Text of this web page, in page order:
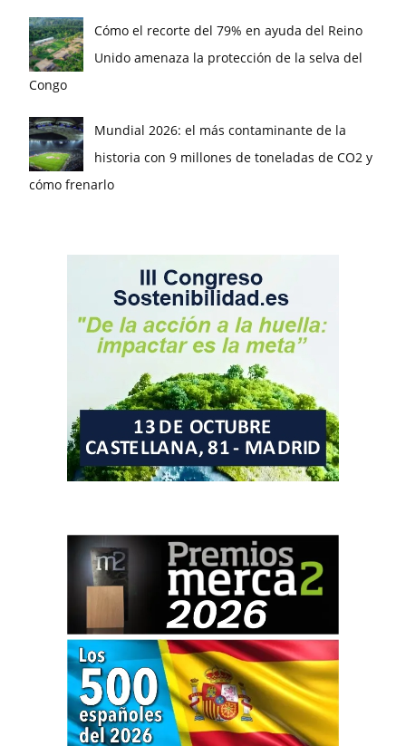
Cómo el recorte del 79% en ayuda del Reino
Unido amenaza la protección de la selva del
Congo
Mundial 2026: el más contaminante de la
historia con 9 millones de toneladas de CO2 y
cómo frenarlo